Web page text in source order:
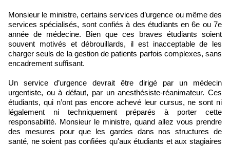
Monsieur le ministre, certains services d’urgence ou même des
services spécialisés, sont confiés à des étudiants en 6e ou 7e
année de médecine. Bien que ces braves étudiants soient
souvent motivés et débrouillards, il est inacceptable de les
charger seuls de la gestion de patients parfois complexes, sans
encadrement suffisant.
Un service d’urgence devrait être dirigé par un médecin
urgentiste, ou à défaut, par un anesthésiste-réanimateur. Ces
étudiants, qui n’ont pas encore achevé leur cursus, ne sont ni
légalement ni techniquement préparés à porter cette
responsabilité. Monsieur le ministre, quand allez vous prendre
des mesures pour que les gardes dans nos structures de
santé, ne soient pas confiées qu'aux étudiants et aux stagiaires